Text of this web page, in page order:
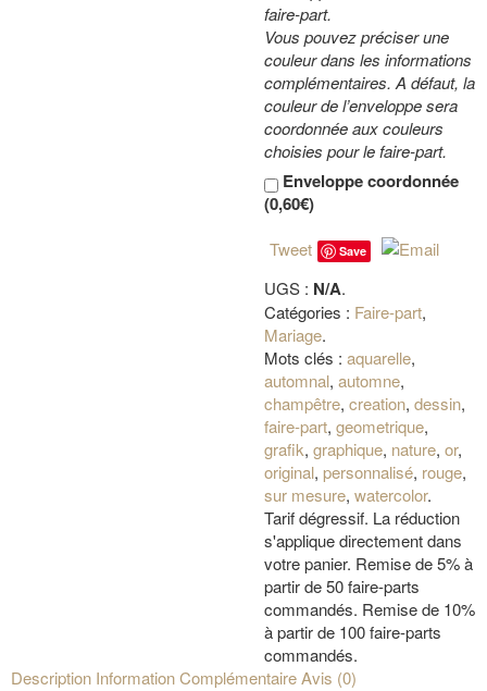
faire-part.
Vous pouvez préciser une
couleur dans les informations
complémentaires. A défaut, la
couleur de l’enveloppe sera
coordonnée aux couleurs
choisies pour le faire-part.
Enveloppe coordonnée
(0,60€)
Tweet Save
UGS : N/A.
Catégories : Faire-part,
Mariage.
Mots clés : aquarelle,
automnal, automne,
champêtre, creation, dessin,
faire-part, geometrique,
grafik, graphique, nature, or,
original, personnalisé, rouge,
sur mesure, watercolor.
Tarif dégressif. La réduction
s'applique directement dans
votre panier. Remise de 5% à
partir de 50 faire-parts
commandés. Remise de 10%
à partir de 100 faire-parts
commandés.
Description Information ComplémentaireAvis (0)